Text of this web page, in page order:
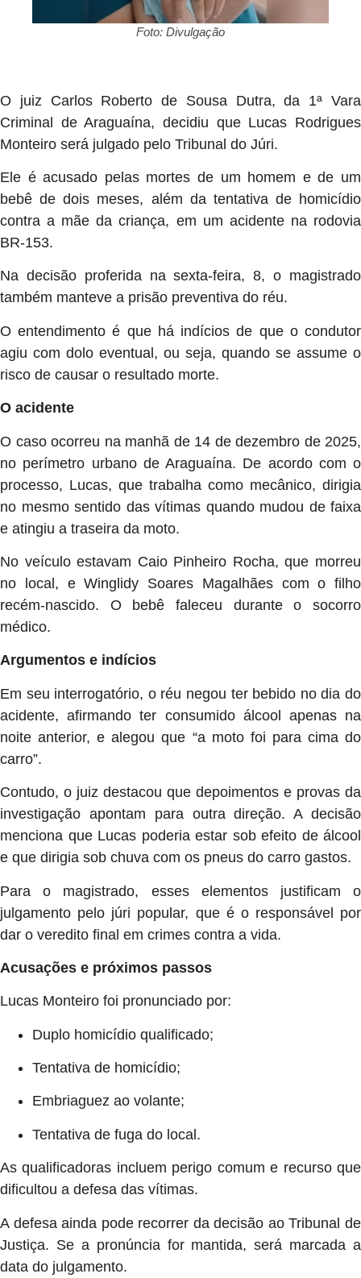
Foto: Divulgação
O juiz Carlos Roberto de Sousa Dutra, da 1ª Vara
Criminal de Araguaína, decidiu que Lucas Rodrigues
Monteiro será julgado pelo Tribunal do Júri.
Ele é acusado pelas mortes de um homem e de um
bebê de dois meses, além da tentativa de homicídio
contra a mãe da criança, em um acidente na rodovia
BR-153.
Na decisão proferida na sexta-feira, 8, o magistrado
também manteve a prisão preventiva do réu.
O entendimento é que há indícios de que o condutor
agiu com dolo eventual, ou seja, quando se assume o
risco de causar o resultado morte.
O acidente
O caso ocorreu na manhã de 14 de dezembro de 2025,
no perímetro urbano de Araguaína. De acordo com o
processo, Lucas, que trabalha como mecânico, dirigia
no mesmo sentido das vítimas quando mudou de faixa
e atingiu a traseira da moto.
No veículo estavam Caio Pinheiro Rocha, que morreu
no local, e Winglidy Soares Magalhães com o filho
recém-nascido. O bebê faleceu durante o socorro
médico.
Argumentos e indícios
Em seu interrogatório, o réu negou ter bebido no dia do
acidente, afirmando ter consumido álcool apenas na
noite anterior, e alegou que “a moto foi para cima do
carro”.
Contudo, o juiz destacou que depoimentos e provas da
investigação apontam para outra direção. A decisão
menciona que Lucas poderia estar sob efeito de álcool
e que dirigia sob chuva com os pneus do carro gastos.
Para o magistrado, esses elementos justificam o
julgamento pelo júri popular, que é o responsável por
dar o veredito final em crimes contra a vida.
Acusações e próximos passos
Lucas Monteiro foi pronunciado por:
Duplo homicídio qualificado;
Tentativa de homicídio;
Embriaguez ao volante;
Tentativa de fuga do local.
As qualificadoras incluem perigo comum e recurso que
dificultou a defesa das vítimas.
A defesa ainda pode recorrer da decisão ao Tribunal de
Justiça. Se a pronúncia for mantida, será marcada a
data do julgamento.